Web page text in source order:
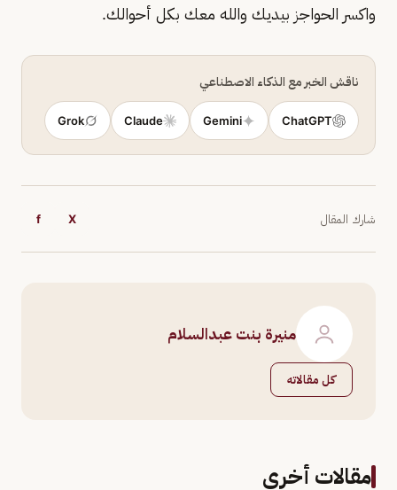
واكسر الحواجز بيديك والله معك بكل أحوالك.
ناقش الخبر مع الذكاء الاصطناعي
ChatGPT
Gemini
Claude
Grok
شارك المقال X
f
منيرة بنت عبدالسلام
كل مقالاته
مقالات أخرى